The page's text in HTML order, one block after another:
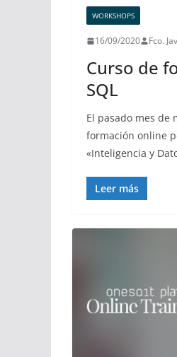
WORKSHOPS
16/09/2020 Fco.
Curso de
SQL
El pasado mes de
formación online
«Inteligencia y
Leer más